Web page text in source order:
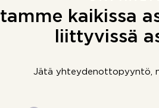
kaikissa
liittyvissä
Jätä yhteydenottopyyntö,